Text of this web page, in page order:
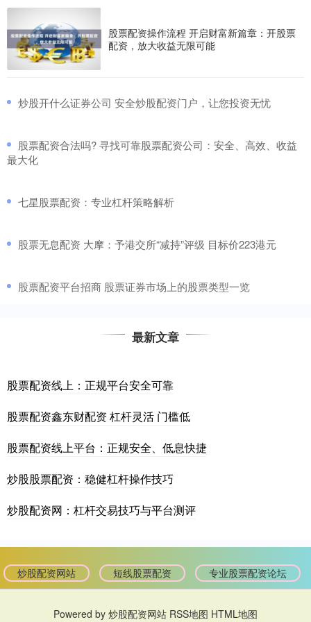
股票配资操作流程 开启财富新篇章：开股票
配资，放大收益无限可能
​炒股开什么证券公司 安全炒股配资门户，让您投资无忧
​股票配资合法吗? 寻找可靠股票配资公司：安全、高效、收益
最大化
​七星股票配资：专业杠杆策略解析
​股票无息配资 大摩：予港交所“减持”评级 目标价223港元
​股票配资平台招商 股票证券市场上的股票类型一览
最新文章
股票配资线上：正规平台安全可靠
股票配资鑫东财配资 杠杆灵活 门槛低
股票配资线上平台：正规安全、低息快捷
炒股股票配资：稳健杠杆操作技巧
炒股配资网：杠杆交易技巧与平台测评
炒股配资网站 短线股票配资 专业股票配资论坛
Powered by 炒股配资网站 RSS地图 HTML地图